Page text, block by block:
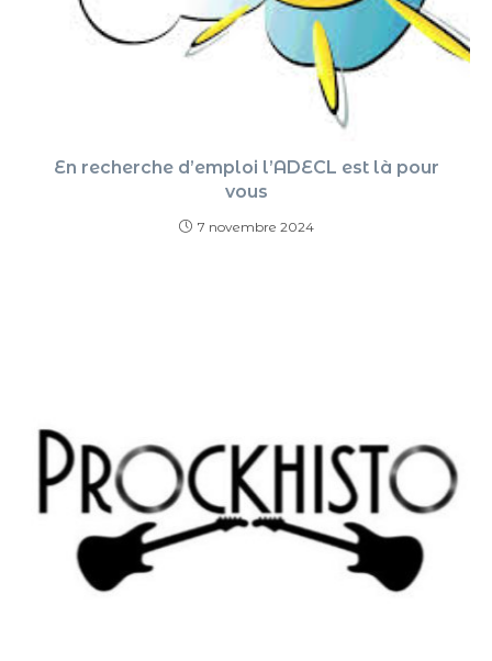
En recherche d’emploi l’ADECL est là pour
vous
7 novembre 2024